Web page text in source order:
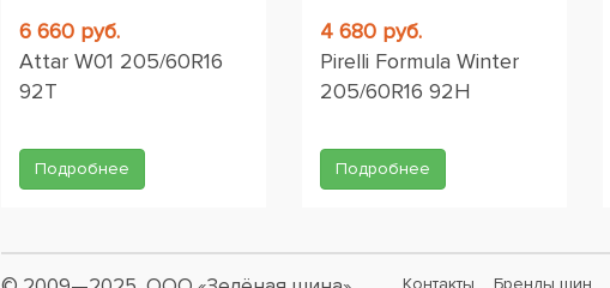
6 660 руб.
Attar W01 205/60R16
92T
Подробнее
4 680 руб.
Pirelli Formula Winter
205/60R16 92H
Подробнее
Контакты Бренды шин